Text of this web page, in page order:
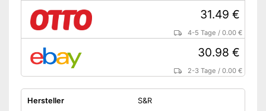
31.49 €
4-5 Tage /0.00 €
30.98 €
2-3 Tage /0.00 €
Hersteller S&R